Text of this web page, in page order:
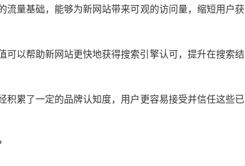
流量基础，能够为新网站带来可观的访问量，缩短用户获
可以帮助新网站更快地获得搜索引擎认可，提升在搜索结
积累了一定的品牌认知度，用户更容易接受并信任这些已